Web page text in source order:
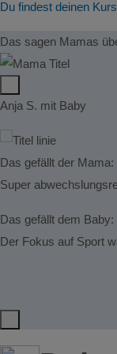
Du findest deinen
Das sagen Mamas
Anja S. mit Baby
Das gefällt der Mama:
Super
Das gefällt dem Baby:
Der Fokus auf Sport